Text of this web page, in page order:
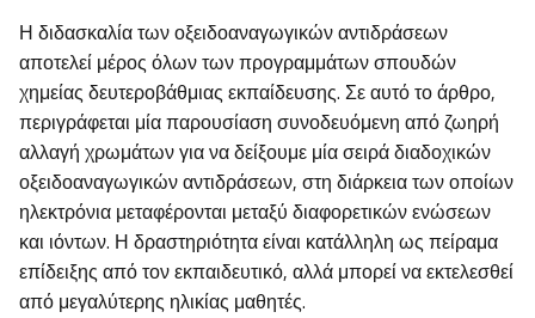
Η διδασκαλία των οξειδοαναγωγικών αντιδράσεων
αποτελεί μέρος όλων των προγραμμάτων σπουδών
χημείας δευτεροβάθμιας εκπαίδευσης. Σε αυτό το άρθρο,
περιγράφεται μία παρουσίαση συνοδευόμενη από ζωηρή
αλλαγή χρωμάτων για να δείξουμε μία σειρά διαδοχικών
οξειδοαναγωγικών αντιδράσεων, στη διάρκεια των οποίων
ηλεκτρόνια μεταφέρονται μεταξύ διαφορετικών ενώσεων
και ιόντων. Η δραστηριότητα είναι κατάλληλη ως πείραμα
επίδειξης από τον εκπαιδευτικό, αλλά μπορεί να εκτελεσθεί
από μεγαλύτερης ηλικίας μαθητές.